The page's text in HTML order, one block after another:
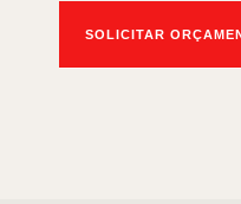
SOLICITAR